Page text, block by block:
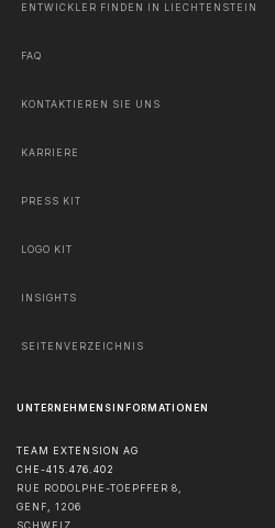
ENTWICKLER FINDEN IN LIECHTENSTEIN
FAQ
KONTAKTIEREN SIE UNS
KARRIERE
PRESS KIT
LOGO KIT
INSIGHTS
SEITENVERZEICHNIS
UNTERNEHMENSINFORMATIONEN
TEAM EXTENSION AG
CHE-415.476.402
RUE RODOLPHE-TOEPFFER 8,
GENF, 1206